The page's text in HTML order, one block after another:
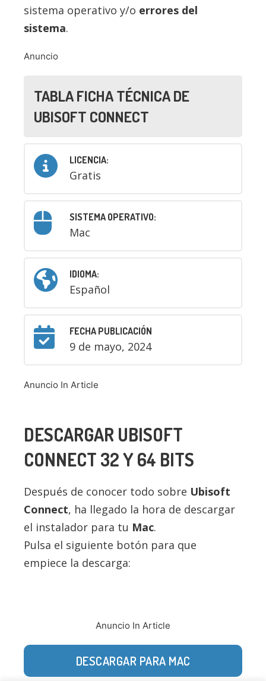
sistema operativo y/o errores del
sistema.
Anuncio
TABLA FICHA TÉCNICA DE
UBISOFT CONNECT
LICENCIA:
Gratis
SISTEMA OPERATIVO:
Mac
IDIOMA:
Español
FECHA PUBLICACIÓN
9 de mayo, 2024
Anuncio In Article
DESCARGAR UBISOFT
CONNECT 32 Y 64 BITS
Después de conocer todo sobre Ubisoft
Connect, ha llegado la hora de descargar
el instalador para tu Mac.
Pulsa el siguiente botón para que
empiece la descarga:
Anuncio In Article
DESCARGAR PARA MAC